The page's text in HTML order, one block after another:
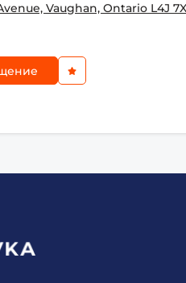
Vaughan, Ontario L4J